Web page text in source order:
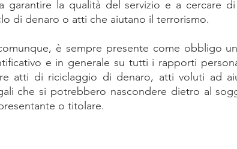
garantire la qualità del servizio e a cercare
di denaro o atti che aiutano il terrorismo.
è sempre presente come obbligo
e in generale su tutti i rapporti
atti di riciclaggio di denaro, atti voluti ad
che si potrebbero nascondere dietro al
o titolare.